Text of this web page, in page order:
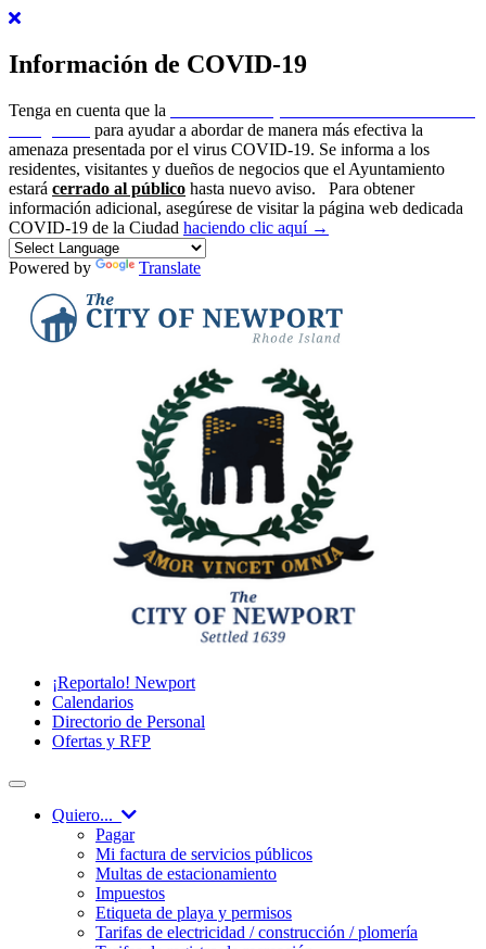
Información de COVID-19
Tenga en cuenta que la
para ayudar a abordar de manera más efectiva la
amenaza presentada por el virus COVID-19. Se informa a los
residentes, visitantes y dueños de negocios que el Ayuntamiento
estará cerrado al público hasta nuevo aviso.
Para obtener
información adicional, asegúrese de visitar la página web dedicada
COVID-19 de la Ciudad haciendo clic aquí →
Powered by Translate
¡Reportalo! Newport
Calendarios
Directorio de Personal
Ofertas y RFP
Quiero...
Pagar
Mi factura de servicios públicos
Multas de estacionamiento
Impuestos
Etiqueta de playa y permisos
Tarifas de electricidad / construcción / plomería